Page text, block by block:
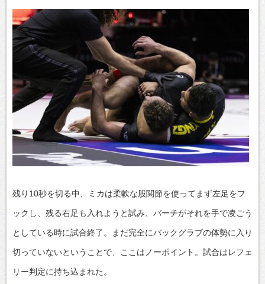
残り10秒を切る中、ミカは柔軟な股関節を使ってまず左足をフ
ックし、残る右足も入れようと試み、バーチがそれを手で凌ごう
としている時に試合終了。まだ完全にバックグラブの体勢に入り
切っていないということで、ここはノーポイント。試合はレフェ
リー判定に持ち込まれた。